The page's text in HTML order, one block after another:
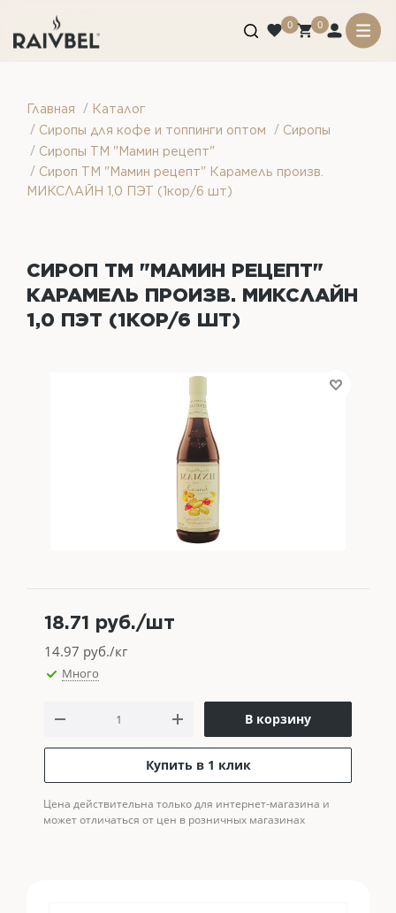
0 0
Главная / Каталог
/ Сиропы для кофе и топпинги оптом / Сиропы
/ Сиропы ТМ "Мамин рецепт"
/ Сироп ТМ "Мамин рецепт" Карамель произв.
МИКСЛАЙН 1,0 ПЭТ (1кор/6 шт)
СИРОП ТМ "МАМИН РЕЦЕПТ"
КАРАМЕЛЬ ПРОИЗВ. МИКСЛАЙН
1,0 ПЭТ (1КОР/6 ШТ)
18.71 руб./шт
14.97 руб./кг
Много
В корзину
Купить в 1 клик
Цена действительна только для интернет-магазина и
может отличаться от цен в розничных магазинах